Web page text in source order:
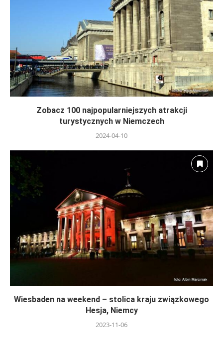
Zobacz 100 najpopularniejszych atrakcji
turystycznych w Niemczech
2024-04-10
Wiesbaden na weekend – stolica kraju związkowego
Hesja, Niemcy
2023-11-06